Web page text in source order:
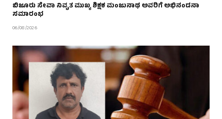
ಬಿಜೂರು ಸೇವಾ ನಿವೃತ ಮುಖ್ಯ ಶಿಕ್ಷಕ ಮಂಜುನಾಥ ಅವರಿಗೆ ಅಭಿನಂದನಾ
ಸಮಾರಂಭ
06/08/2026